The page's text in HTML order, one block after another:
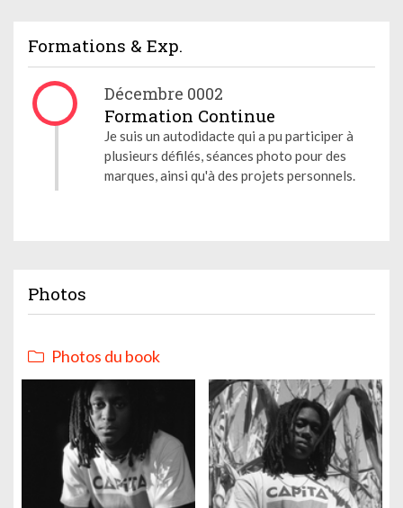
Formations & Exp.
Décembre 0002
Formation Continue
Je suis un autodidacte qui a pu participer à
plusieurs défilés, séances photo pour des
marques, ainsi qu'à des projets personnels.
Photos
Photos du book